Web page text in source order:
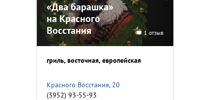
«Два барашка»
на Красного
Восстания
1 отзыв
гриль восточная европейская
Красного Восстания, 20
(3952) 93-55-93